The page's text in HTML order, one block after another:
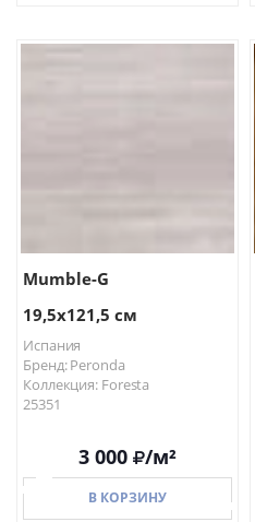
Mumble-G
19,5х121,5 см
Испания
Бренд: Peronda
Коллекция: Foresta
25351
3 000 /м²
В КОРЗИНУ